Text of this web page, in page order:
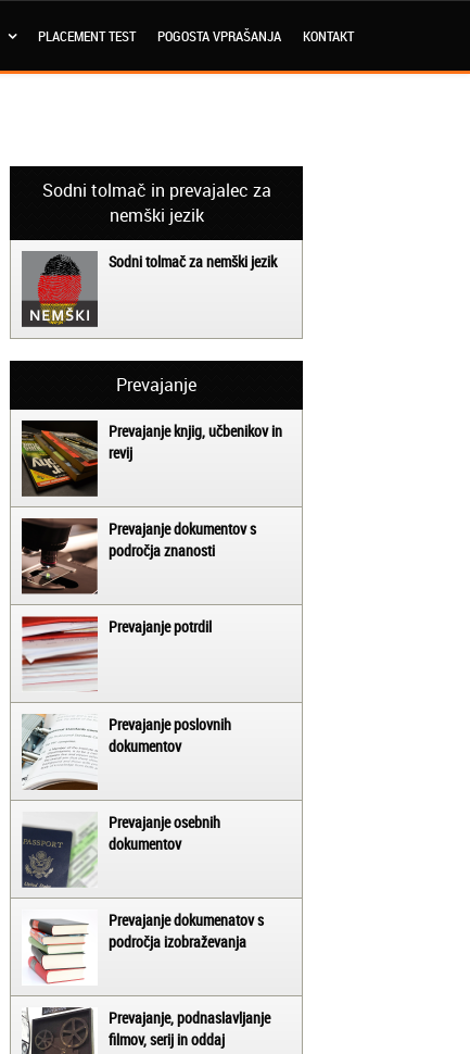
PLACEMENT TEST POGOSTA VPRAŠANJA KONTAKT
Sodni tolmač in prevajalec za
nemški jezik
Sodni tolmač za nemški jezik
Prevajanje
Prevajanje knjig, učbenikov in
revij
Prevajanje dokumentov s
področja znanosti
Prevajanje potrdil
Prevajanje poslovnih
dokumentov
Prevajanje osebnih
dokumentov
Prevajanje dokumenatov s
področja izobraževanja
Prevajanje, podnaslavljanje
filmov, serij in oddaj